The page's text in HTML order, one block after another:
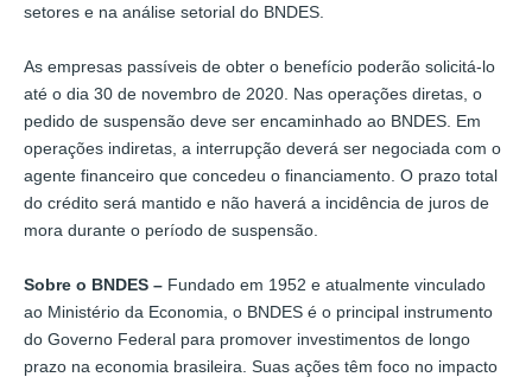
setores e na análise setorial do BNDES.
As empresas passíveis de obter o benefício poderão solicitá-lo
até o dia 30 de novembro de 2020. Nas operações diretas, o
pedido de suspensão deve ser encaminhado ao BNDES. Em
operações indiretas, a interrupção deverá ser negociada com o
agente financeiro que concedeu o financiamento. O prazo total
do crédito será mantido e não haverá a incidência de juros de
mora durante o período de suspensão.
Sobre o BNDES – Fundado em 1952 e atualmente vinculado
ao Ministério da Economia, o BNDES é o principal instrumento
do Governo Federal para promover investimentos de longo
prazo na economia brasileira. Suas ações têm foco no impacto